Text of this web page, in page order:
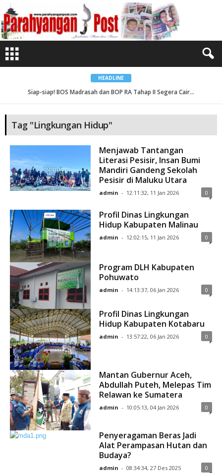
r
t
a
n
HEADLINE
Siap-siap! BOS Madrasah dan BOP RA Tahap II Segera Cair...
Tag "Lingkungan Hidup"
Menjawab Tantangan
Literasi Pesisir, Insan Bumi
Mandiri Gandeng Sekolah
Pesisir di Maluku Utara
admin - 12:11:32, 11 Jan 2026 0
Profil Dinas Lingkungan
Hidup Kabupaten Malinau
admin - 12:02:15, 11 Jan 2026 0
Program DLH Kabupaten
Pohuwato
admin - 14:13:37, 06 Jan 2026 0
Profil Dinas Lingkungan
Hidup Kabupaten Kotabaru
admin - 13:57:22, 06 Jan 2026 0
Mantan Gubernur Aceh,
Abdullah Puteh, Melepas Tim
Relawan ke Sumatera
admin - 10:05:13, 04 Jan 2026 0
Penyeragaman Beras Jadi
Alat Perampasan Hutan dan
Budaya?
admin - 08:34:34, 27 Des 2025 0